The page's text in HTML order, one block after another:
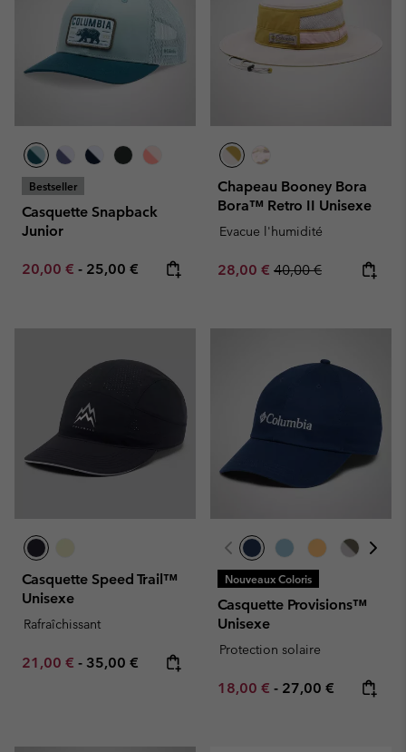
Bestseller
Casquette Snapback
Junior
Minimum sale price:
20,00 € - Maximum price:
25,00 €
Chapeau Booney Bora
Bora™ Retro II Unisexe
Evacue l'humidité
Sale price:
28,00 € Regular price:
40,00 €
Casquette Speed Trail™
Unisexe
Rafraîchissant
Minimum sale price:
21,00 € - Maximum price:
35,00 €
Nouveaux Coloris
Casquette Provisions™
Unisexe
Protection solaire
Minimum sale price:
18,00 € - Maximum price:
27,00 €